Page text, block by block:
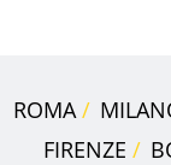
ROMA
FIRENZE